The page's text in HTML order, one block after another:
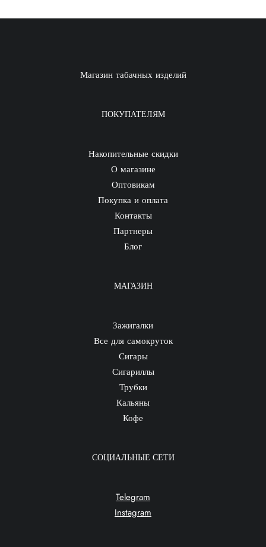
Магазин табачных изделий
ПОКУПАТЕЛЯМ
Накопительные скидки
О магазине
Оптовикам
Покупка и оплата
Контакты
Партнеры
Блог
МАГАЗИН
Зажигалки
Все для самокруток
Сигары
Сигариллы
Трубки
Кальяны
Кофе
СОЦИАЛЬНЫЕ СЕТИ
Telegram
Instagram